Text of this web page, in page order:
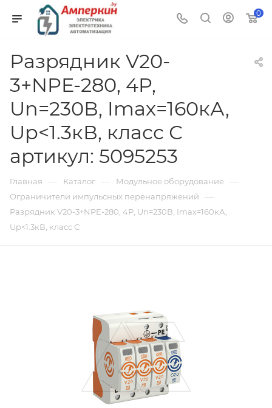
0
Разрядник V20-
3+NPE-280, 4P,
Un=230В, Imax=160кА,
Up<1.3кВ, класс С
артикул: 5095253
Главная — Каталог — Модульное оборудование —
Ограничители импульсных перенапряжений —
Разрядник V20-3+NPE-280, 4P, Un=230В, Imax=160кА,
Up<1.3кВ, класс С